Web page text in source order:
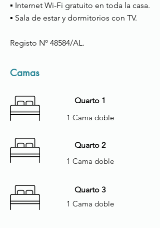
▪ Internet Wi-Fi gratuito en toda la casa.
▪ Sala de estar y dormitorios con TV.
Registo Nº 48584/AL.
Camas
Quarto 1
1 Cama doble
Quarto 2
1 Cama doble
1 Cama doble
Quarto 3